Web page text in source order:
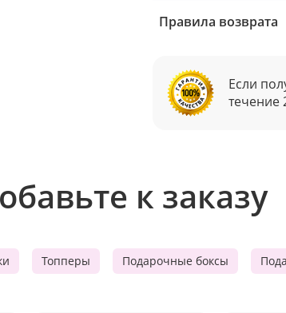
Правила возврата
Если
течение
к заказу
Топперы Подарочные боксы